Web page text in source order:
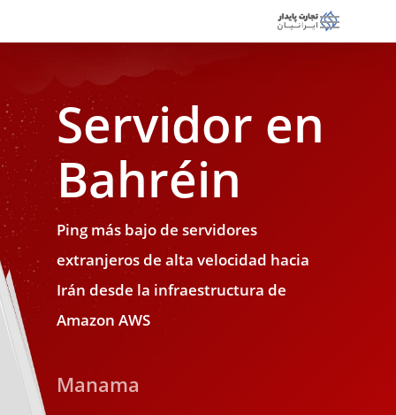
Servidor en
Bahréin
Ping más bajo de servidores
extranjeros de alta velocidad hacia
Irán desde la infraestructura de
Amazon AWS
Manama